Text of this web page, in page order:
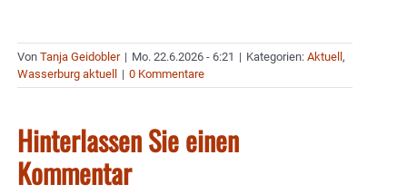
Von Tanja Geidobler | Mo. 22.6.2026 - 6:21 | Kategorien: Aktuell,
Wasserburg aktuell | 0 Kommentare
Hinterlassen Sie einen
Kommentar